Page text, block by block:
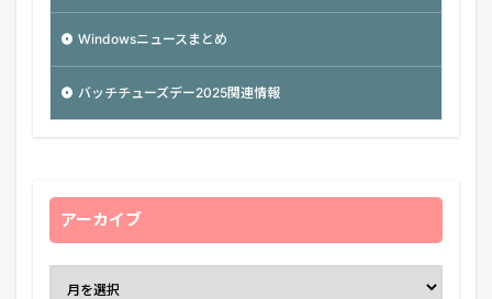
Windowsニュースまとめ
バッチチューズデー2025関連情報
アーカイブ